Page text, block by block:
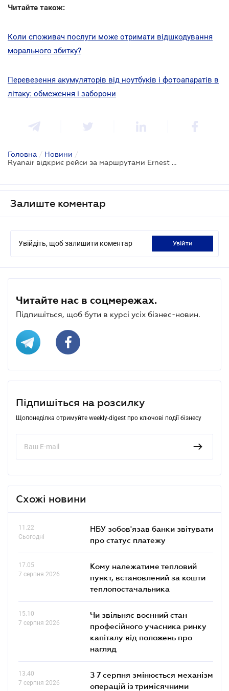
Читайте також:
Коли споживач послуги може отримати відшкодування
морального збитку?
Перевезення акумуляторів від ноутбуків і фотоапаратів в
літаку: обмеження і заборони
Головна / Новини /
Ryanair відкриє рейси за маршрутами Ernest Airlines
Залиште коментар
Увійдіть, щоб залишити коментар увійти
Читайте нас в соцмережах.
Підпишіться, щоб бути в курсі усіх бізнес-новин.
Підпишіться на розсилку
Щопонеділка отримуйте weekly-digest про ключові події бізнесу
Схожі новини
11.22
Сьогодні
НБУ зобов'язав банки звітувати
про статус платежу
17.05
7 серпня 2026
Кому належатиме тепловий
пункт, встановлений за кошти
теплопостачальника
15.10
7 серпня 2026
Чи звільняє воєнний стан
професійного учасника ринку
капіталу від положень про
нагляд
13.40
7 серпня 2026
З 7 серпня змінюється механізм
операцій із тримісячними